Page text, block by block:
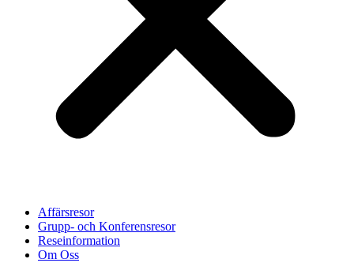
Affärsresor
Grupp- och Konferensresor
Reseinformation
Om Oss